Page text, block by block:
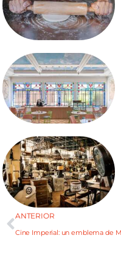
ANTERIOR